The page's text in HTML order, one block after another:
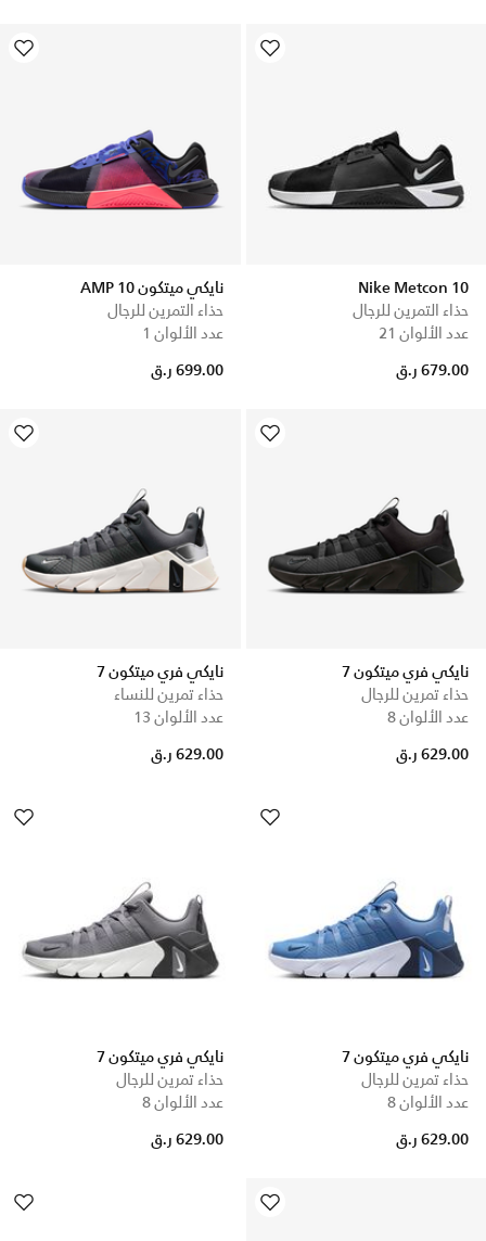
Nike Metcon 10
حذاء التمرين للرجال
عدد الألوان 21
679.00 ر.ق
نايكي ميتكون 10 AMP
حذاء التمرين للرجال
عدد الألوان 1
699.00 ر.ق
نايكي فري ميتكون 7
حذاء تمرين للرجال
عدد الألوان 8
629.00 ر.ق
نايكي فري ميتكون 7
حذاء تمرين للنساء
عدد الألوان 13
629.00 ر.ق
نايكي فري ميتكون 7
حذاء تمرين للرجال
عدد الألوان 8
629.00 ر.ق
نايكي فري ميتكون 7
حذاء تمرين للرجال
عدد الألوان 8
629.00 ر.ق